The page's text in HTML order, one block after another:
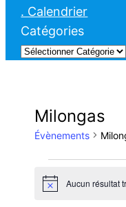
. Calendrier
Catégories
Milongas
Évènements
Notice Aucun résultat